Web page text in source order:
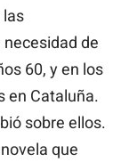
las
de
60, y en los
en Cataluña.
sobre ellos.
que